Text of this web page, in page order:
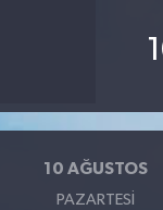
10 AĞUSTOS
PAZARTESI